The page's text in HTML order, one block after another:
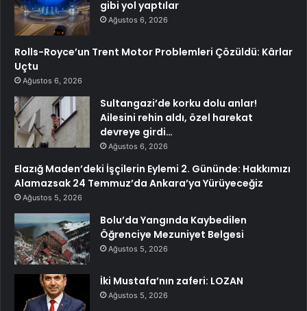
gibi yol yaptılar
Ağustos 6, 2026
Rolls-Royce’un Trent Motor Problemleri Çözüldü: Kârlar
Uçtu
Ağustos 6, 2026
Sultangazi’de korku dolu anlar!
Ailesini rehin aldı, özel harekat
devreye girdi…
Ağustos 6, 2026
Elazığ Maden’deki İşçilerin Eylemi 2. Gününde: Hakkımızı
Alamazsak 24 Temmuz’da Ankara’ya Yürüyeceğiz
Ağustos 5, 2026
Bolu’da Yangında Kaybedilen
Öğrenciye Mezuniyet Belgesi
Ağustos 5, 2026
İki Mustafa’nın zaferi: LOZAN
Ağustos 5, 2026